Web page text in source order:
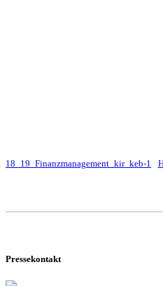
18_19_Finanzmanagement_kir_keb-1
Pressekontakt